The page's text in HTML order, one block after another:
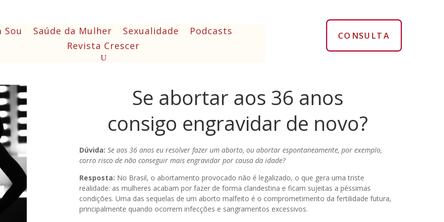
Sou Saúde da Mulher Sexualidade
Podcasts
Revista Crescer
CONSULTA
Se abortar aos 36 anos
consigo engravidar de novo?
Dúvida: Se aos 36 anos eu resolver fazer um aborto, ou abortar espontaneamente, por exemplo,
corro risco de não conseguir mais engravidar por causa da idade?
Resposta: No Brasil, o abortamento provocado não é legalizado, o que gera uma triste
realidade: as mulheres acabam por fazer de forma clandestina e ficam sujeitas a péssimas
condições. Uma das sequelas de um aborto malfeito é o comprometimento da fertilidade futura,
principalmente quando ocorrem infecções e sangramentos excessivos.